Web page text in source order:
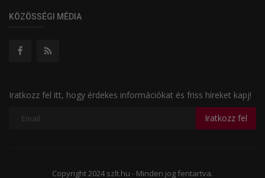
KÖZÖSSÉGI MÉDIA
Iratkozz fel itt, hogy érdekes információkat és friss híreket kapj!
Iratkozz fel
Copyright 2024 szlt.hu - Minden jog fentartva.